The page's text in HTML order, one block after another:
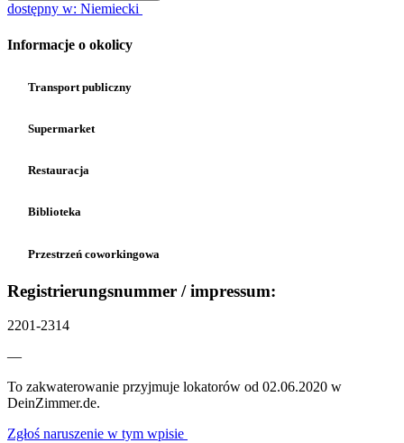
dostępny w: Niemiecki
Informacje o okolicy
Transport publiczny
Supermarket
Restauracja
Biblioteka
Przestrzeń coworkingowa
Registrierungsnummer / impressum:
2201-2314
—
To zakwaterowanie przyjmuje lokatorów od 02.06.2020 w
DeinZimmer.de.
Zgłoś naruszenie w tym wpisie